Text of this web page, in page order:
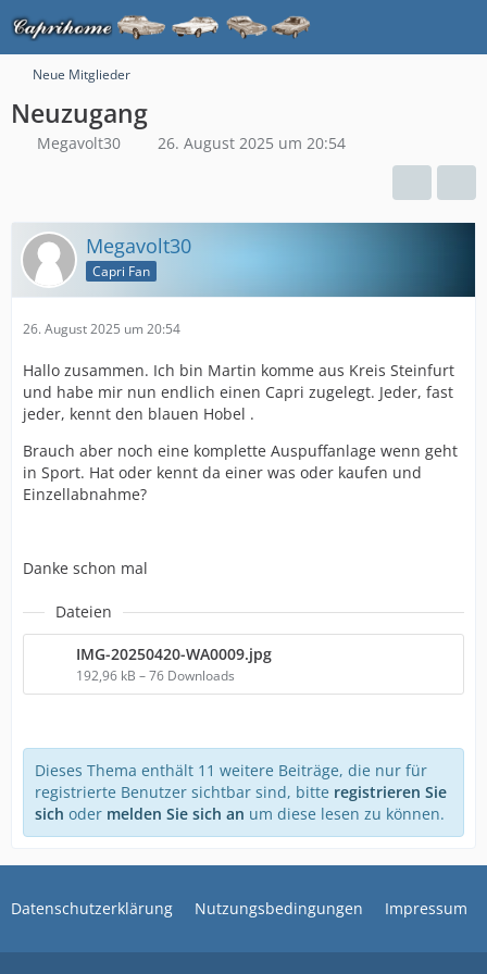
Neue Mitglieder
Neuzugang
Megavolt30 26. August 2025 um 20:54
Megavolt30
Capri Fan
26. August 2025 um 20:54
Hallo zusammen. Ich bin Martin komme aus Kreis Steinfurt
und habe mir nun endlich einen Capri zugelegt. Jeder, fast
jeder, kennt den blauen Hobel .
Brauch aber noch eine komplette Auspuffanlage wenn geht
in Sport. Hat oder kennt da einer was oder kaufen und
Einzellabnahme?
Danke schon mal
Dateien
IMG-20250420-WA0009.jpg
192,96 kB – 76 Downloads
Dieses Thema enthält 11 weitere Beiträge, die nur für
registrierte Benutzer sichtbar sind, bitte registrieren Sie
sich oder melden Sie sich an um diese lesen zu können.
Datenschutzerklärung Nutzungsbedingungen Impressum